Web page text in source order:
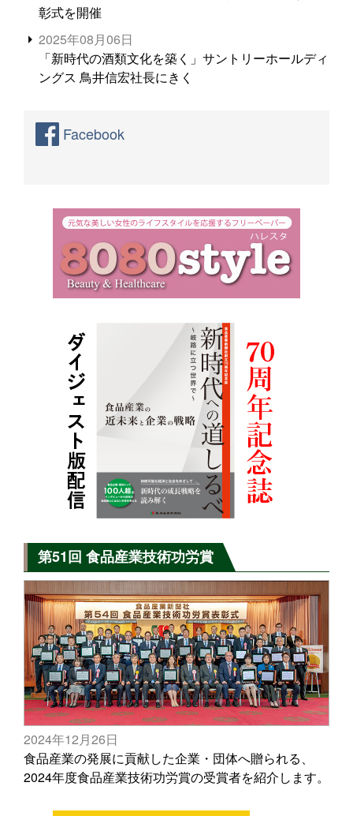
彰式を開催
2025年08月06日
「新時代の酒類文化を築く」サントリーホールディ
ングス 鳥井信宏社長にきく
Facebook
第51回 食品産業技術功労賞
2024年12月26日
食品産業の発展に貢献した企業・団体へ贈られる、
2024年度食品産業技術功労賞の受賞者を紹介します。